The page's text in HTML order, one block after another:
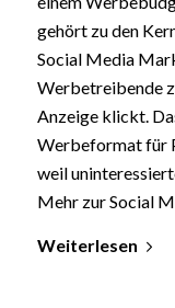
gehört zu den
Social Media
Werbetreibende
Anzeige klickt.
Werbeformat für
weil
Mehr zur Social
Weiterlesen